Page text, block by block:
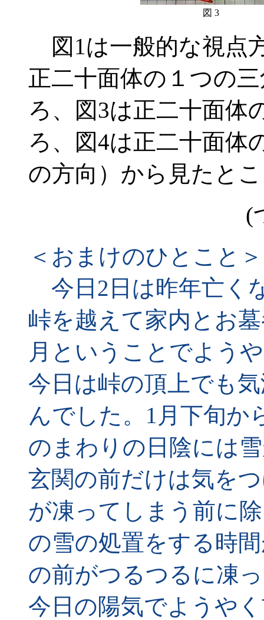
図 3
図1は一般的な視点
正二十面体の１つの
ろ、図3は正二十面体
ろ、図4は正二十面体
の方向）から見たと
(
＜おまけのひとこと＞
今日2日は昨年亡く
峠を越えて家内とお
月ということでよう
今日は峠の頂上でも
んでした。1月下旬か
のまわりの日陰には
玄関の前だけは気を
が凍ってしまう前に
の雪の処置をする時
の前がつるつるに凍
今日の陽気でようや